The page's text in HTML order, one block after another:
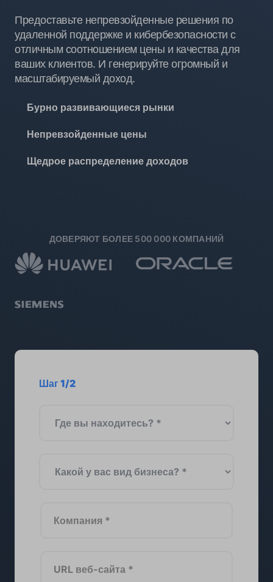
Предоставьте непревзойденные решения по
удаленной поддержке и кибербезопасности с
отличным соотношением цены и качества для
ваших клиентов. И генерируйте огромный и
масштабируемый доход.
Бурно развивающиеся рынки
Непревзойденные цены
Щедрое распределение доходов
ДОВЕРЯЮТ БОЛЕЕ 500 000 КОМПАНИЙ
Шаг 1/2